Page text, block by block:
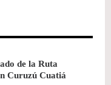
de la Ruta
Curuzú Cuatiá